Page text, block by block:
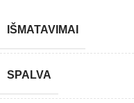
IŠMATAVIMAI
SPALVA